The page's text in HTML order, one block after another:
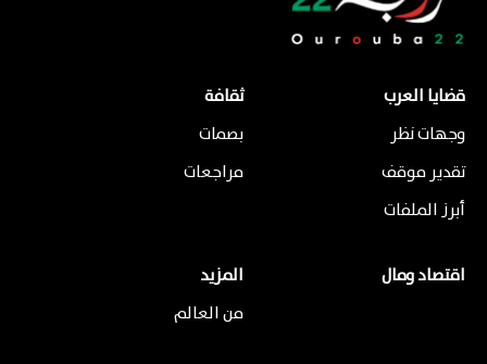
قضايا العرب
وجهات نظر
تقدير موقف
أبرز الملفات
ثقافة
بصمات
مراجعات
اقتصاد ومال
المزيد
من العالم